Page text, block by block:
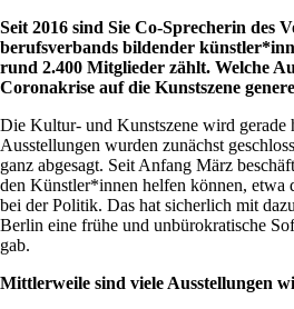
Seit 2016 sind Sie Co-Sprecherin des
berufsverbands bildender
rund 2.400 Mitglieder zählt. Welche
Coronakrise auf die Kunstszene
Die Kultur- und Kunstszene wird gerade
Ausstellungen wurden zunächst
ganz abgesagt. Seit Anfang März
den Künstler*innen helfen können, etwa
bei der Politik. Das hat sicherlich mit
Berlin eine frühe und unbürokratische
gab.
Mittlerweile sind viele Ausstellungen